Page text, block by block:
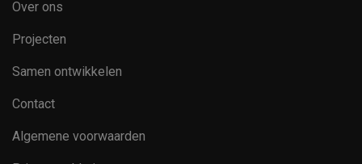
Over ons
Projecten
Samen ontwikkelen
Contact
Footer
Algemene voorwaarden